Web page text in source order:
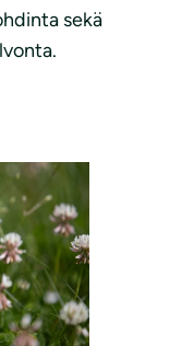
sekä